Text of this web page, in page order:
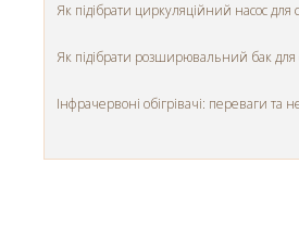
Як підібрати циркуляційний насос
Як підібрати розширювальний бак
Інфрачервоні обігрівачі: переваги та